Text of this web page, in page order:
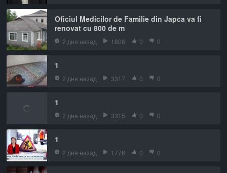
Oficiul Medicilor de Familie din Japca va fi
renovat cu 800 de m
2 дня назад 1806 0 0
1
2 дня назад 3317 0 0
1
2 дня назад 3315 0 0
1
2 дня назад 1778 0 0